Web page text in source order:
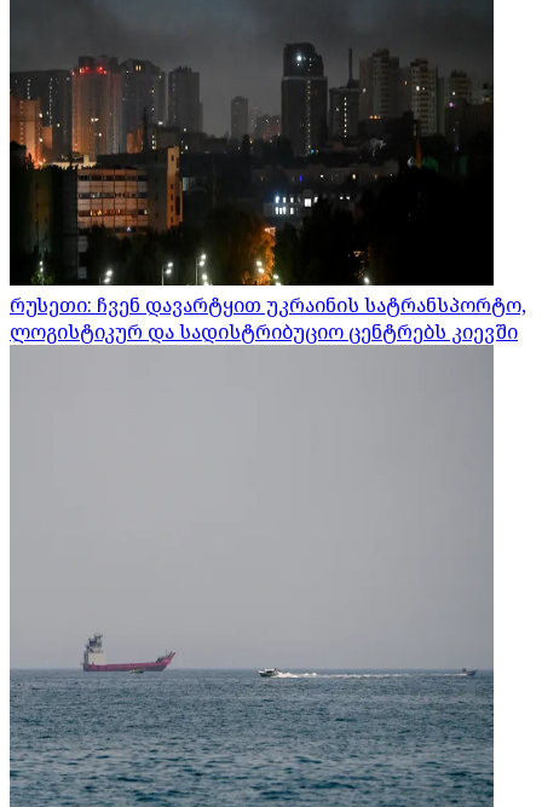
რუსეთი: ჩვენ დავარტყით უკრაინის სატრანსპორტო,
ლოგისტიკურ და სადისტრიბუციო ცენტრებს კიევში